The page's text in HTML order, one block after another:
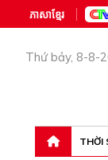
ភាសាខ្មែរ
Thứ bảy, 8-8-
THỜI